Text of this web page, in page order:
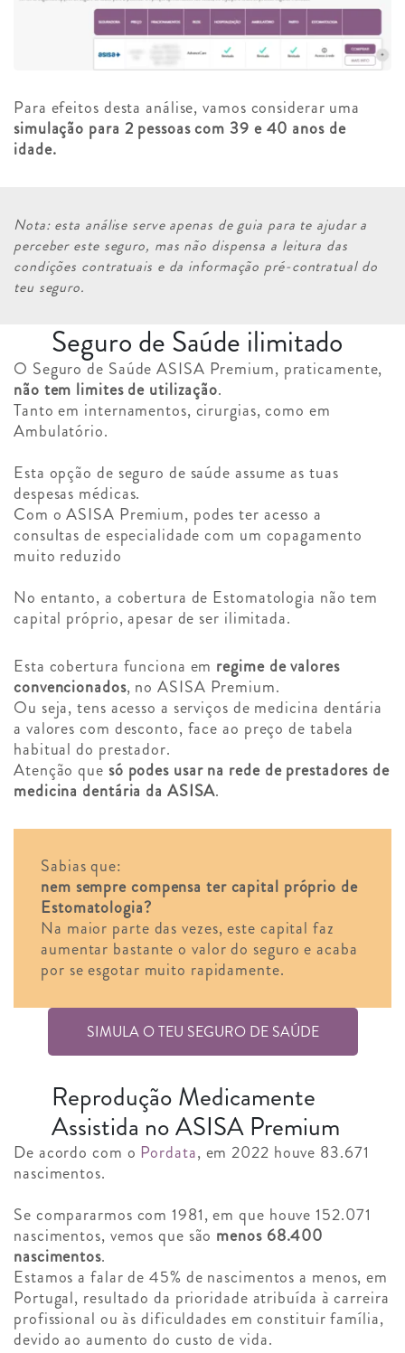
Para efeitos desta análise, vamos considerar uma
simulação para 2 pessoas com 39 e 40 anos de
idade.
Nota: esta análise serve apenas de guia para te ajudar a
perceber este seguro, mas não dispensa a leitura das
condições contratuais e da informação pré-contratual do
teu seguro.
Seguro de Saúde ilimitado
O Seguro de Saúde ASISA Premium, praticamente,
não tem limites de utilização.
Tanto em internamentos, cirurgias, como em
Ambulatório.
Esta opção de seguro de saúde assume as tuas
despesas médicas.
Com o ASISA Premium, podes ter acesso a
consultas de especialidade com um copagamento
muito reduzido
No entanto, a cobertura de Estomatologia não tem
capital próprio, apesar de ser ilimitada.
Esta cobertura funciona em regime de valores
convencionados, no ASISA Premium.
Ou seja, tens acesso a serviços de medicina dentária
a valores com desconto, face ao preço de tabela
habitual do prestador.
Atenção que só podes usar na rede de prestadores de
medicina dentária da ASISA.
Sabias que:
nem sempre compensa ter capital próprio de
Estomatologia?
Na maior parte das vezes, este capital faz
aumentar bastante o valor do seguro e acaba
por se esgotar muito rapidamente.
SIMULA O TEU SEGURO DE SAÚDE
Reprodução Medicamente
Assistida no ASISA Premium
De acordo com o Pordata, em 2022 houve 83.671
nascimentos.
Se compararmos com 1981, em que houve 152.071
nascimentos, vemos que são menos 68.400
nascimentos.
Estamos a falar de 45% de nascimentos a menos, em
Portugal, resultado da prioridade atribuída à carreira
profissional ou às dificuldades em constituir família,
devido ao aumento do custo de vida.